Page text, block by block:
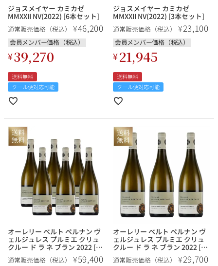
ジョスメイヤー カミカゼ
MMXXII NV(2022) [6本セット]
通常販売価格（税込） ¥46,200
会員メンバー価格（税込）
¥39,270
送料無料
クール便対応可能
ジョスメイヤー カミカゼ
MMXXII NV(2022) [3本セット]
通常販売価格（税込） ¥23,100
会員メンバー価格（税込）
¥21,945
送料無料
クール便対応可能
オーレリー ベルト ペルナン ヴ
ェルジュレス プルミエ クリュ
クルー ド ラ ネ ブラン 2022 [6
本セット]
通常販売価格（税込） ¥59,400
オーレリー ベルト ペルナン ヴ
ェルジュレス プルミエ クリュ
クルー ド ラ ネ ブラン 2022 [3
本セット]
通常販売価格（税込） ¥29,700